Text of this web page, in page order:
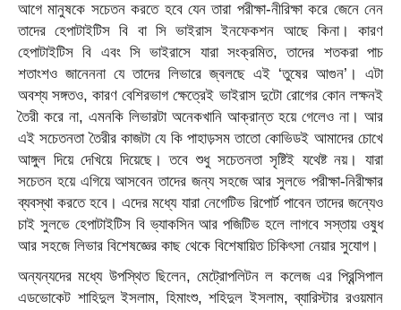
আগে মানুষকে সচেতন করতে হবে যেন তারা পরীক্ষা-নীরিক্ষা করে জেনে নেন
তাদের হেপাটাইটিস বি বা সি ভাইরাস ইনফেকশন আছে কিনা। কারণ
হেপাটাইটিস বি এবং সি ভাইরাসে যারা সংক্রমিত, তাদের শতকরা পাচ
শতাংশও জানেননা যে তাদের লিভারে জ্বলছে এই ‘তুষের আগুন’। এটা
অবশ্য সঙ্গতও, কারণ বেশিরভাগ ক্ষেত্রেই ভাইরাস দুটো রোগের কোন লক্ষনই
তৈরী করে না, এমনকি লিভারটা অনেকখানি আক্রান্ত হয়ে গেলেও না। আর
এই সচেতনতা তৈরীর কাজটা যে কি পাহাড়সম তাতো কোভিডই আমাদের চোখে
আঙ্গুল দিয়ে দেখিয়ে দিয়েছে। তবে শুধু সচেতনতা সৃষ্টিই যথেষ্ট নয়। যারা
সচেতন হয়ে এগিয়ে আসবেন তাদের জন্য সহজে আর সুলভে পরীক্ষা-নিরীক্ষার
ব্যবস্থা করতে হবে। এদের মধ্যে যারা নেগেটিভ রিপোর্ট পাবেন তাদের জন্যেও
চাই সুলভে হেপাটাইটিস বি ভ্যাকসিন আর পজিটিভ হলে লাগবে সস্তায় ওষুধ
আর সহজে লিভার বিশেষজ্ঞের কাছ থেকে বিশেষায়িত চিকিৎসা নেয়ার সুযোগ।
অন্যন্যদের মধ্যে উপস্থিত ছিলেন, মেট্রোপলিটন ল কলেজ এর প্রিন্সিপাল
এডভোকেট শাহিদুল ইসলাম, হিমাংশু, শহিদুল ইসলাম, ব্যারিস্টার রওয়মান